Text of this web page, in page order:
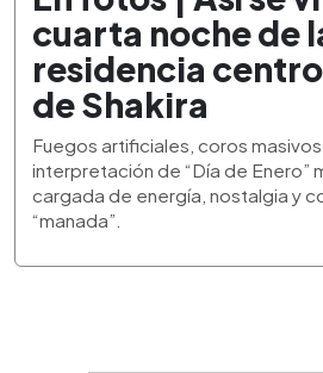
cuarta noche de
residencia
de Shakira
Fuegos artificiales, coros
interpretación de “Día de Enero”
cargada de energía, nostalgia y
“manada”.